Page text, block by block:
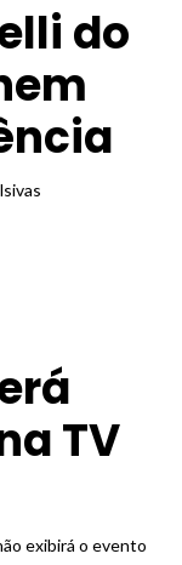
do
TV
exibirá o evento